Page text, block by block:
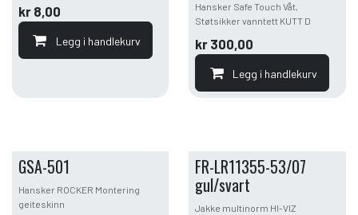
kr 8,00
Legg i handlekurv
Hansker Safe Touch Våt,
Støtsikker vanntett KUTT D
kr 300,00
Legg i handlekurv
GSA-501
Hansker ROCKER Montering
geiteskinn
FR-LR11355-53/07
gul/svart
Jakke multinorm HI-VIZ